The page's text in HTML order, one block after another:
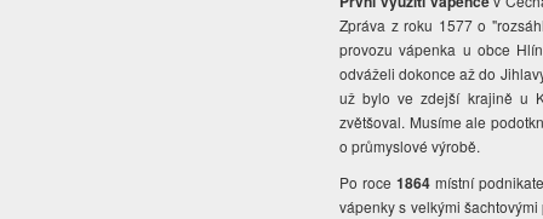
Zpráva z roku 1577 o
provozu vápenka u obce
odváželi dokonce až do
už bylo ve zdejší krajině u
zvětšoval. Musíme ale
o průmyslové výrobě.
Po roce1864 místní
vápenky s velkými